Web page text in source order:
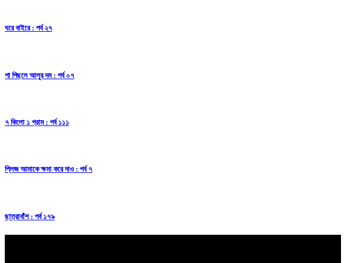
ঘরে বাইরে : পর্ব ২৭
পা পিছলে আলুর দম : পর্ব ০৭
৭ কিলো ১ গ্রাম : পর্ব ১১১
প্লিজ আমাকে ক্ষমা করে দাও : পর্ব ৭
ছাত্রাবাঁশ : পর্ব ১৭৯